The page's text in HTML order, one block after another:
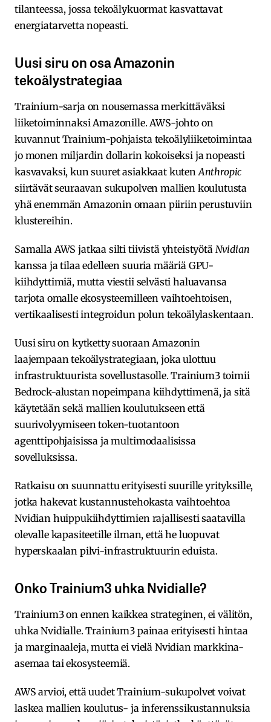
tilanteessa, jossa tekoälykuormat kasvattavat
energiatarvetta nopeasti​.
Uusi siru on osa Amazonin
tekoälystrategiaa
Trainium-sarja on nousemassa merkittäväksi
liiketoiminnaksi Amazonille. AWS-johto on
kuvannut Trainium-pohjaista tekoälyliiketoimintaa
jo monen miljardin dollarin kokoiseksi ja nopeasti
kasvavaksi, kun suuret asiakkaat kuten Anthropic
siirtävät seuraavan sukupolven mallien koulutusta
yhä enemmän Amazonin omaan piiriin perustuviin
klustereihin.
Samalla AWS jatkaa silti tiivistä yhteistyötä Nvidian
kanssa ja tilaa edelleen suuria määriä GPU-
kiihdyttimiä, mutta viestii selvästi haluavansa
tarjota omalle ekosysteemilleen vaihtoehtoisen,
vertikaalisesti integroidun polun tekoälylaskentaan.​
Uusi siru on kytketty suoraan Amazonin
laajempaan tekoälystrategiaan, joka ulottuu
infrastruktuurista sovellustasolle. Trainium3 toimii
Bedrock-alustan nopeimpana kiihdyttimenä, ja sitä
käytetään sekä mallien koulutukseen että
suurivolyymiseen token-tuotantoon
agenttipohjaisissa ja multimodaalisissa
sovelluksissa.
Ratkaisu on suunnattu erityisesti suurille yrityksille,
jotka hakevat kustannustehokasta vaihtoehtoa
Nvidian huippukiihdyttimien rajallisesti saatavilla
olevalle kapasiteetille ilman, että he luopuvat
hyperskaalan pilvi-infrastruktuurin eduista.​
Onko Trainium3 uhka Nvidialle?
Trainium3 on ennen kaikkea strateginen, ei välitön,
uhka Nvidialle. Trainium3 painaa erityisesti hintaa
ja marginaaleja, mutta ei vielä Nvidian markkina-
asemaa tai ekosysteemiä.
AWS arvioi, että uudet Trainium-sukupolvet voivat
laskea mallien koulutus- ja inferenssikustannuksia